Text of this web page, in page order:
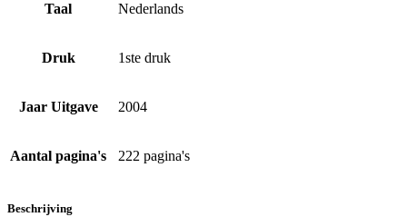
Taal Nederlands
Druk 1ste druk
Jaar Uitgave 2004
Aantal pagina's 222 pagina's
Beschrijving